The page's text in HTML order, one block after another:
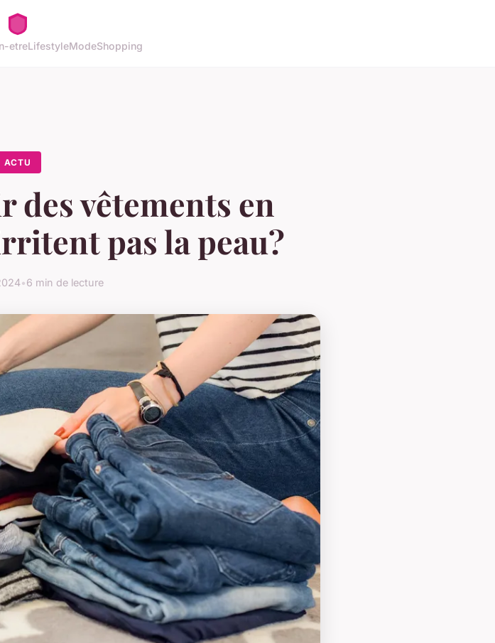
etreLifestyleModeShopping
ACTU
des vêtements en
pas la peau?
•6 min de lecture